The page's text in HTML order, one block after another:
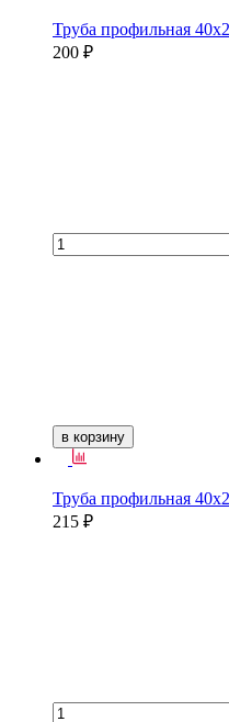
Труба профильная
200 ₽
в корзину
Труба профильная
215 ₽